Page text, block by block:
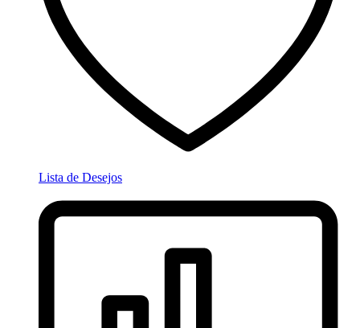
Lista de Desejos